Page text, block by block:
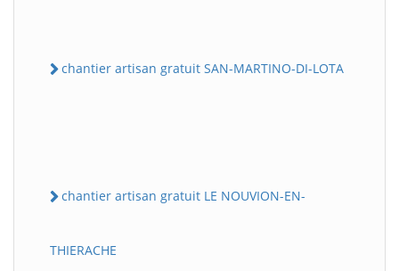
chantier artisan gratuit SAN-MARTINO-DI-LOTA
chantier artisan gratuit LE NOUVION-EN-
THIERACHE